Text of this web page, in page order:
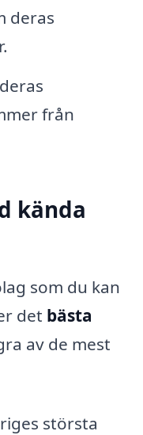
deras
från
kända
som du kan
det bästa
av de mest
största